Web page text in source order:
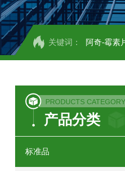
关键词： 阿奇-霉素
菟丝子 柠
印度Force
PRODUCTS CATEGORY
产品分类
标准品